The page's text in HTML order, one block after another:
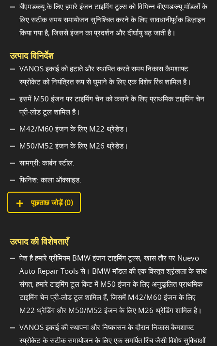
बीएमडब्ल्यू के लिए हमारे इंजन टाइमिंग टूल्स को विभिन्न बीएमडब्ल्यू मॉडलों के
लिए सटीक समय समायोजन सुनिश्चित करने के लिए सावधानीपूर्वक डिज़ाइन
किया गया है, जिससे इंजन का प्रदर्शन और दीर्घायु बढ़ जाती है।
उत्पाद विनिर्देश
VANOS इकाई को हटाते और स्थापित करते समय निकास कैमशाफ्ट
स्प्रोकेट को नियंत्रित रूप से घुमाने के लिए एक विशेष रिंच शामिल है।
इसमें M50 इंजन पर टाइमिंग चेन को कसने के लिए प्राथमिक टाइमिंग चेन
प्री-लोड टूल शामिल है।
M42/M60 इंजन के लिए M22 थ्रेडेड।
M50/M52 इंजन के लिए M26 थ्रेडेड।
सामग्री: कार्बन स्टील.
फिनिश: काला ऑक्साइड.
पूछताछ जोड़ें (0)
उत्पाद की विशेषताएँ
पेश है हमारे प्रीमियम BMW इंजन टाइमिंग टूल्स, खास तौर पर Nuevo
Auto Repair Tools से। BMW मॉडल की एक विस्तृत श्रृंखला के साथ
संगत, हमारे टाइमिंग टूल किट में M50 इंजन के लिए अनुकूलित प्राथमिक
टाइमिंग चेन प्री-लोड टूल शामिल हैं, जिसमें M42/M60 इंजन के लिए
M22 थ्रेडिंग और M50/M52 इंजन के लिए M26 थ्रेडिंग शामिल है।
VANOS इकाई की स्थापना और निष्कासन के दौरान निकास कैमशाफ्ट
स्प्रोकेट के सटीक समायोजन के लिए एक समर्पित रिंच जैसी विशेष सुविधाओं